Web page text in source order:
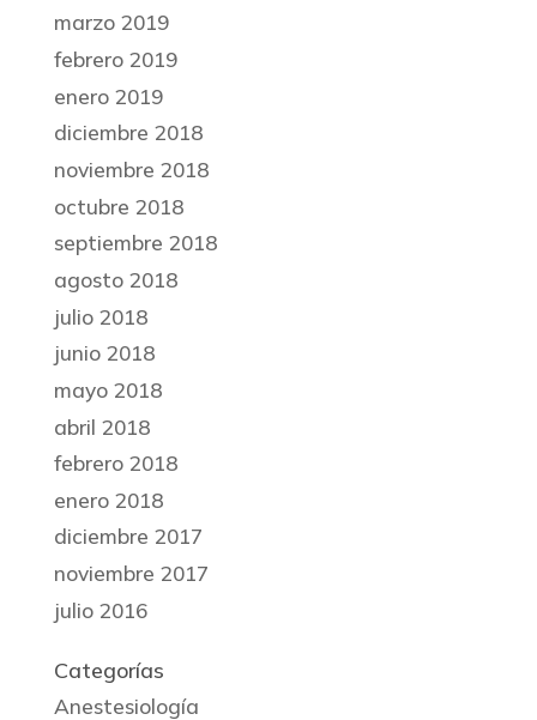
marzo 2019
febrero 2019
enero 2019
diciembre 2018
noviembre 2018
octubre 2018
septiembre 2018
agosto 2018
julio 2018
junio 2018
mayo 2018
abril 2018
febrero 2018
enero 2018
diciembre 2017
noviembre 2017
julio 2016
Categorías
Anestesiología